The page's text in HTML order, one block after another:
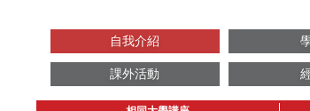
自我介紹
課外活動